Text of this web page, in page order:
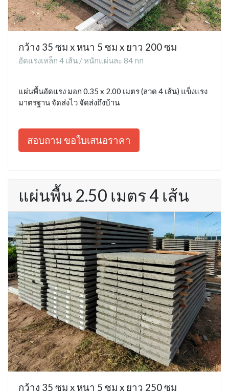
กว้าง 35 ซม x หนา 5 ซม x ยาว 200 ซม
อัดแรงเหล็ก 4 เส้น / หนักแผ่นละ 84 กก
แผ่นพื้นอัดแรง มอก 0.35 x 2.00 เมตร (ลวด 4 เส้น) แข็งแรง
มาตรฐาน จัดส่งไว จัดส่งถึงบ้าน
สอบถาม ขอใบเสนอราคา
แผ่นพื้น 2.50 เมตร 4 เส้น
กว้าง 35 ซม x หนา 5 ซม x ยาว 250 ซม